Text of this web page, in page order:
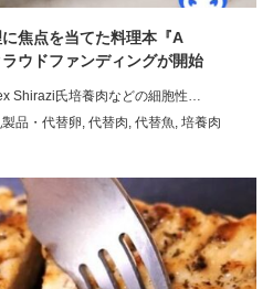
焦点を当てた料理本『A
ウドファンディングが開始
Shirazi氏培養肉などの細胞性…
品・代替卵, 代替肉, 代替魚, 培養肉